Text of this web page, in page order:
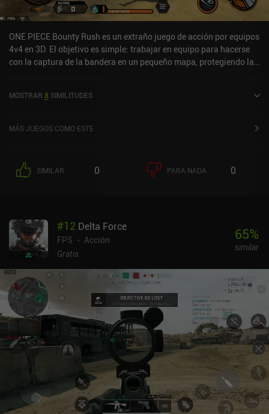
ONE PIECE Bounty Rush es un extraño juego de acción por equipos
4v4 en 3D. El objetivo es simple: trabajar en equipo para hacerse
con la captura de la bandera en un pequeño mapa, protegiendo la
controles mediocres y el consumo de batería insoportable. Las
habilidades de nuestro personaje durante los combates online en
ganar.ONE PIECE puede que sea un manga y anime popular, pero
¿en qué estaba pensando BANDAI cuando lanzó este juego...?
MOSTRAR 8 SIMILITUDES
MÁS JUEGOS COMO ESTE
SIMILAR 0 PARA NADA 0
#12 Delta Force
FPS
Acción
Gratis
65%
similar